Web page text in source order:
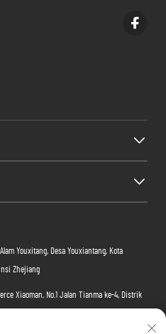
Youxitang, Desa Youxiantang, Kota
Zhejiang
Xiaoman, No.1 Jalan Tianma ke-4, Distrik